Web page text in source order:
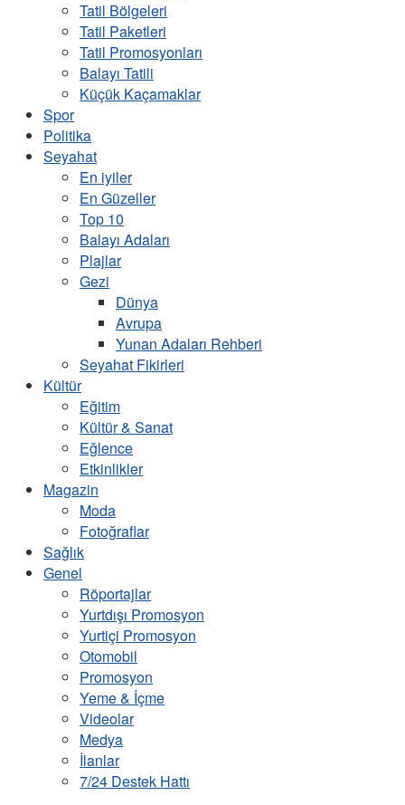
Tatil Bölgeleri
Tatil Paketleri
Tatil Promosyonları
Balayı Tatili
Küçük Kaçamaklar
Spor
Politika
Seyahat
En iyiler
En Güzeller
Top 10
Balayı Adaları
Plajlar
Gezi
Dünya
Avrupa
Yunan Adaları Rehberi
Seyahat Fikirleri
Kültür
Eğitim
Kültür & Sanat
Eğlence
Etkinlikler
Magazin
Moda
Fotoğraflar
Sağlık
Genel
Röportajlar
Yurtdışı Promosyon
Yurtiçi Promosyon
Otomobil
Promosyon
Yeme & İçme
Videolar
Medya
İlanlar
7/24 Destek Hattı